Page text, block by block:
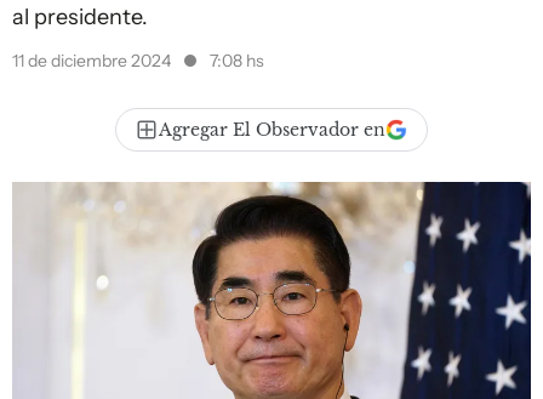
al presidente.
11 de diciembre 2024 7:08 hs
Agregar El Observador en